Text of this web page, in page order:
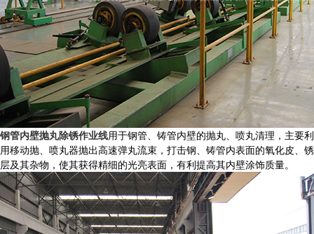
钢管内壁抛丸除锈作业线用于钢管、铸管内壁的抛丸、喷丸清理，主要利
用移动抛、喷丸器抛出高速弹丸流束，打击钢、铸管内表面的氧化皮、锈
层及其杂物，使其获得精细的光亮表面，有利提高其内壁涂饰质量。